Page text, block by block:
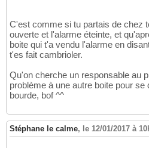
C'est comme si tu partais de chez
ouverte et l'alarme éteinte, et
boite qui t'a vendu l'alarme en
t'es fait cambrioler.
Qu'on cherche un responsable au
problème à une autre boite pour se
bourde, bof ^^
Stéphane le calme, le 12/01/2017 à